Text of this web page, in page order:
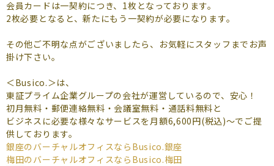
よくあるご質問
会員カードは一契約につき、1枚となっております。
2枚必要となると、新たにもう 一契約が必要になります。
その他ご不明な点がございましたら、お気軽にスタッフまでお声
掛け下さい。
＜Busico.＞は、
東証プライム企業グループの会社が運営しているので、安心！
初月無料・郵便連絡無料・会議室無料・通話料無料と
ビジネスに必要な様々なサービスを月額6,600円(税込)～でご提
供しております。
銀座のバーチャルオフィスなら Busico.銀座
梅田のバーチャルオフィスなら Busico.梅田